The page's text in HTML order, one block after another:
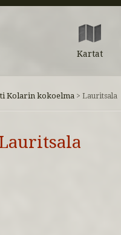
Kartat
Kolarin kokoelma > Lauritsala